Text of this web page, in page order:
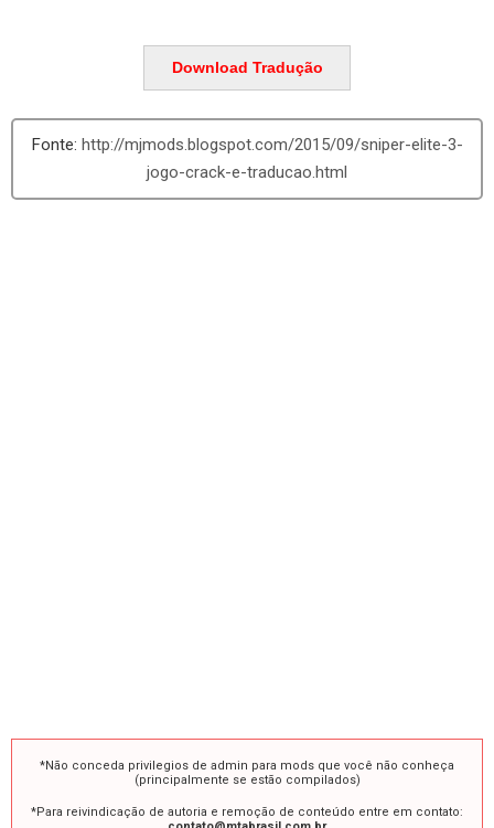
Download Tradução
http://mjmods.blogspot.com/2015/09/sniper-elite-3-
jogo-crack-e-traducao.html
*Não conceda privilegios de admin para mods que você não conheça
(principalmente se estão compilados)
*Para reivindicação de autoria e remoção de conteúdo entre em contato: